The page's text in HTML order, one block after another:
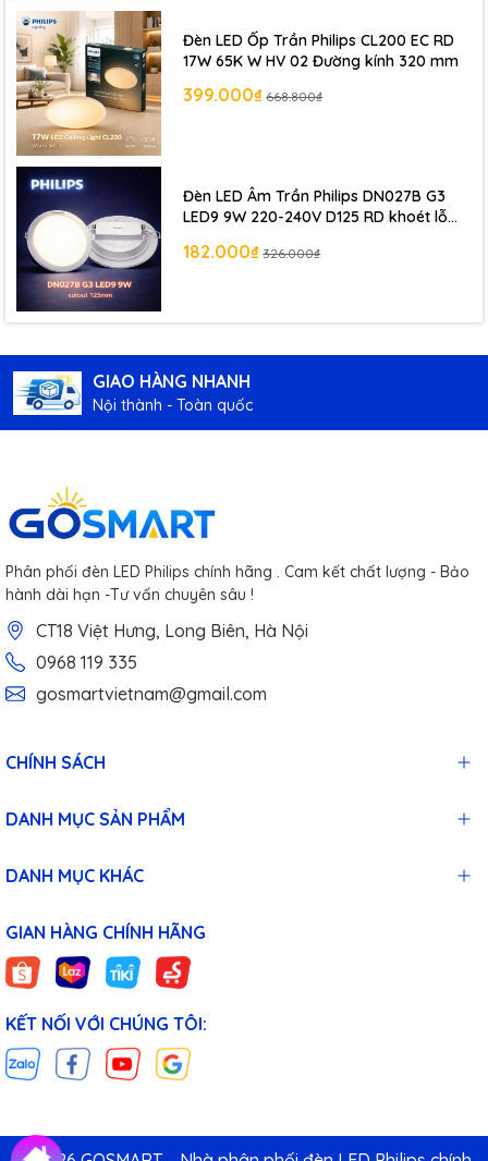
Đèn LED Ốp Trần Philips CL200 EC RD
17W 65K W HV 02 Đường kính 320 mm
399.000₫ 668.800₫
Đèn LED Âm Trần Philips DN027B G3
LED9 9W 220-240V D125 RD khoét lỗ
182.000₫ 326.000₫
GIAO HÀNG NHANH
Nội thành - Toàn quốc
Phân phối đèn LED Philips chính hãng . Cam kết chất lượng - Bảo
hành dài hạn -Tư vấn chuyên sâu !
CT18 Việt Hưng, Long Biên, Hà Nội
0968 119 335
gosmartvietnam@gmail.com
CHÍNH SÁCH
DANH MỤC SẢN PHẨM
DANH MỤC KHÁC
GIAN HÀNG CHÍNH HÃNG
KẾT NỐI VỚI CHÚNG TÔI: